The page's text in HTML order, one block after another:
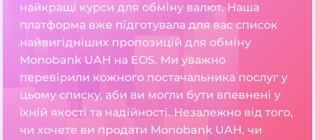
найкращі курси для обміну валют. Наша
платформа вже підготувала для вас список
найвигідніших пропозицій для обміну
Monobank UAH на EOS. Ми уважно
перевірили кожного постачальника послуг у
цьому списку, аби ви могли бути впевнені у
їхній якості та надійності. Незалежно від того,
чи хочете ви продати Monobank UAH, чи